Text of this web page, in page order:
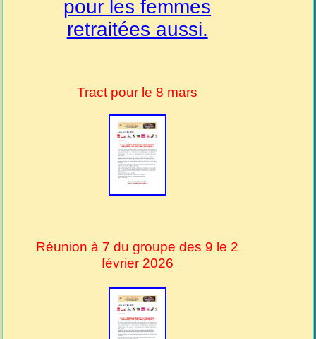
pour les femmes
retraitées aussi.
Tract pour le 8 mars
Réunion à 7 du groupe des 9 le 2
février 2026